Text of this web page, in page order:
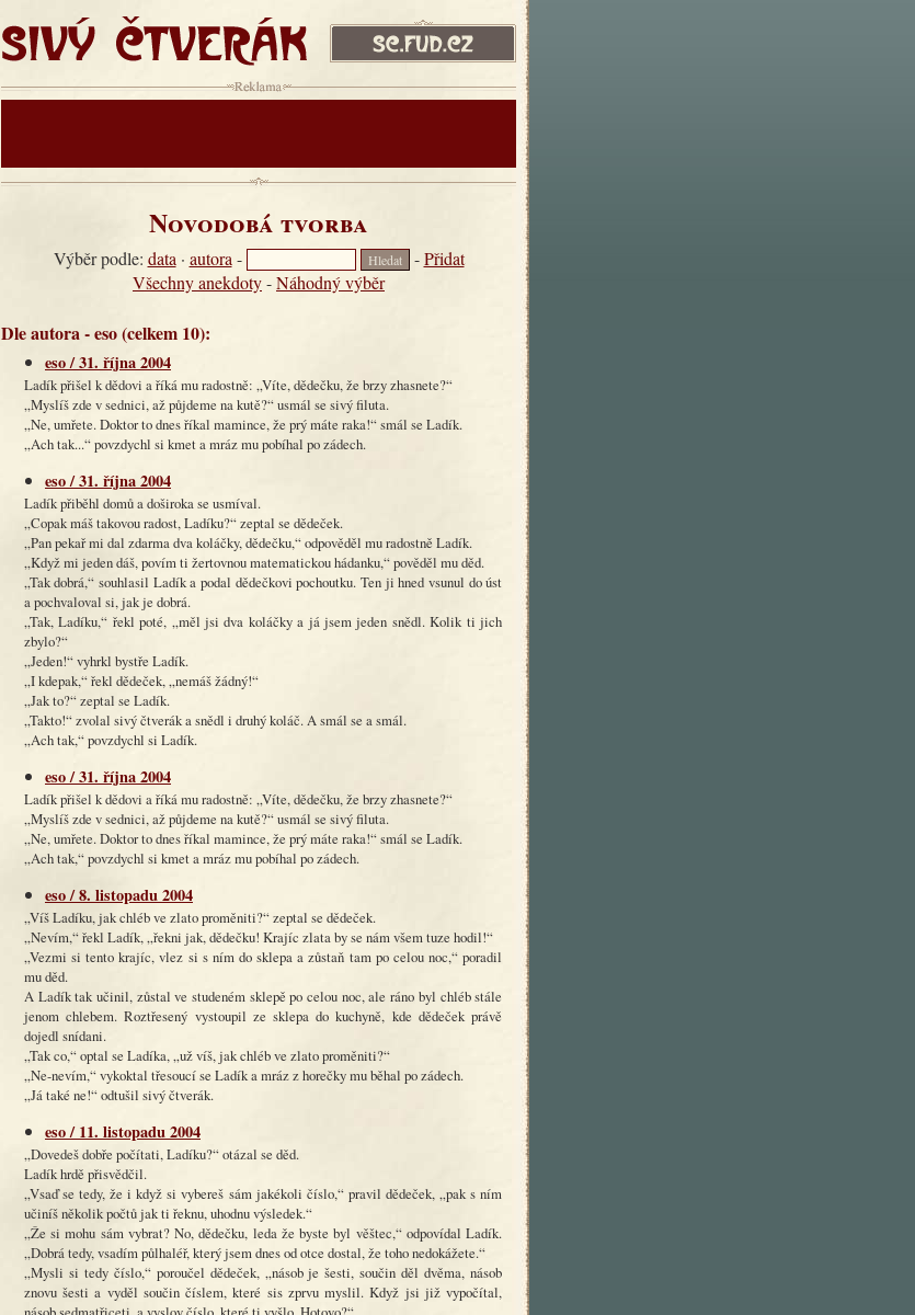
SIVÝ ČTVERÁK sc.fud.cz
Reklama:
Novodobá tvorba
Výběr podle: data · autora - -Přidat
Všechny anekdoty-Náhodný výběr
Dle autora - eso (celkem 10):
eso / 31. října 2004
Ladík přišel k dědovi a říká mu radostně: „Víte, dědečku, že brzy zhasnete?“
„Myslíš zde v sednici, až půjdeme na kutě?“ usmál se sivý filuta.
„Ne, umřete. Doktor to dnes říkal mamince, že prý máte raka!“ smál se Ladík.
„Ach tak...“ povzdychl si kmet a mráz mu pobíhal po zádech.
eso / 31. října 2004
Ladík přiběhl domů a doširoka se usmíval.
„Copak máš takovou radost, Ladíku?“ zeptal se dědeček.
„Pan pekař mi dal zdarma dva koláčky, dědečku,“ odpověděl mu radostně Ladík.
„Když mi jeden dáš, povím ti žertovnou matematickou hádanku,“ pověděl mu děd.
„Tak dobrá,“ souhlasil Ladík a podal dědečkovi pochoutku. Ten ji hned vsunul do úst
a pochvaloval si, jak je dobrá.
„Tak, Ladíku,“ řekl poté, „měl jsi dva koláčky a já jsem jeden snědl. Kolik ti jich
zbylo?“
„Jeden!“ vyhrkl bystře Ladík.
„I kdepak,“ řekl dědeček, „nemáš žádný!“
„Jak to?“ zeptal se Ladík.
„Takto!“ zvolal sivý čtverák a snědl i druhý koláč. A smál se a smál.
„Ach tak,“ povzdychl si Ladík.
eso / 31. října 2004
Ladík přišel k dědovi a říká mu radostně: „Víte, dědečku, že brzy zhasnete?“
„Myslíš zde v sednici, až půjdeme na kutě?“ usmál se sivý filuta.
„Ne, umřete. Doktor to dnes říkal mamince, že prý máte raka!“ smál se Ladík.
„Ach tak,“ povzdychl si kmet a mráz mu pobíhal po zádech.
eso / 8. listopadu 2004
„Víš Ladíku, jak chléb ve zlato proměniti?“ zeptal se dědeček.
„Nevím,“ řekl Ladík, „řekni jak, dědečku! Krajíc zlata by se nám všem tuze hodil!“
„Vezmi si tento krajíc, vlez si s ním do sklepa a zůstaň tam po celou noc,“ poradil
mu děd.
A Ladík tak učinil, zůstal ve studeném sklepě po celou noc, ale ráno byl chléb stále
jenom chlebem. Roztřesený vystoupil ze sklepa do kuchyně, kde dědeček právě
dojedl snídani.
„Tak co,“ optal se Ladíka, „už víš, jak chléb ve zlato proměniti?“
„Ne-nevím,“ vykoktal třesoucí se Ladík a mráz z horečky mu běhal po zádech.
„Já také ne!“ odtušil sivý čtverák.
eso / 11. listopadu 2004
„Dovedeš dobře počítati, Ladíku?“ otázal se děd.
Ladík hrdě přisvědčil.
„Vsaď se tedy, že i když si vybereš sám jakékoli číslo,“ pravil dědeček, „pak s ním
učiníš několik počtů jak ti řeknu, uhodnu výsledek.“
„Že si mohu sám vybrat? No, dědečku, leda že byste byl věštec,“ odpovídal Ladík.
„Dobrá tedy, vsadím půlhaléř, který jsem dnes od otce dostal, že toho nedokážete.“
„Mysli si tedy číslo,“ poroučel dědeček, „násob je šesti, součin děl dvěma, násob
znovu šesti a vyděl součin číslem, které sis zprvu myslil. Když jsi již vypočítal,